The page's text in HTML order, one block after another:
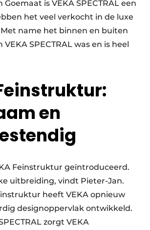
Goemaat is VEKA SPECTRAL een
het veel verkocht in de luxe
name het binnen en buiten
SPECTRAL was en is heel
en
Feinstruktur geïntroduceerd.
uitbreiding, vindt Pieter-Jan.
heeft VEKA opnieuw
designoppervlak ontwikkeld.
zorgt VEKA